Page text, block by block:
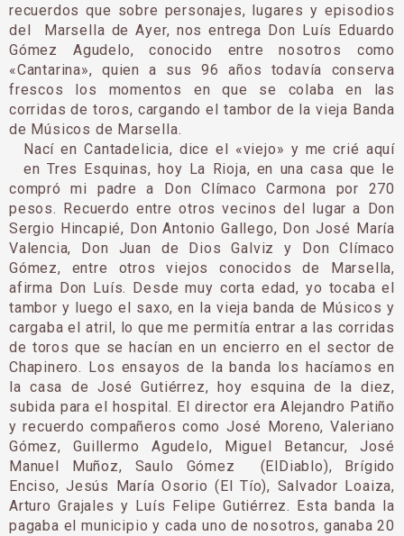
recuerdos que sobre personajes, lugares y episodios
del Marsella de Ayer, nos entrega Don Luís Eduardo
Gómez Agudelo, conocido entre nosotros como
«Cantarina», quien a sus 96 años todavía conserva
frescos los momentos en que se colaba en las
corridas de toros, cargando el tambor de la vieja Banda
de Músicos de Marsella.
Nací en Cantadelicia, dice el «viejo» y me crié aquí
en Tres Esquinas, hoy La Rioja, en una casa que le
compró mi padre a Don Clímaco Carmona por 270
pesos. Recuerdo entre otros vecinos del lugar a Don
Sergio Hincapié, Don Antonio Gallego, Don José María
Valencia, Don Juan de Dios Galviz y Don Clímaco
Gómez, entre otros viejos conocidos de Marsella,
afirma Don Luís. Desde muy corta edad, yo tocaba el
tambor y luego el saxo, en la vieja banda de Músicos y
cargaba el atril, lo que me permitía entrar a las corridas
de toros que se hacían en un encierro en el sector de
Chapinero. Los ensayos de la banda los hacíamos en
la casa de José Gutiérrez, hoy esquina de la diez,
subida para el hospital. El director era Alejandro Patiño
y recuerdo compañeros como José Moreno, Valeriano
Gómez, Guillermo Agudelo, Miguel Betancur, José
Manuel Muñoz, Saulo Gómez (ElDiablo), Brígido
Enciso, Jesús María Osorio (El Tío), Salvador Loaiza,
Arturo Grajales y Luís Felipe Gutiérrez. Esta banda la
pagaba el municipio y cada uno de nosotros, ganaba 20